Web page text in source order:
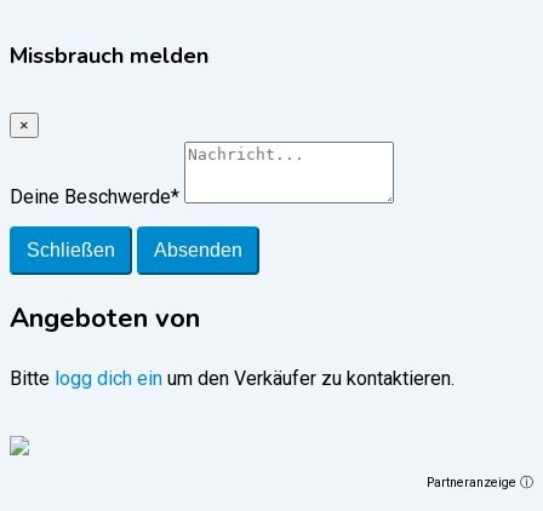
Missbrauch melden
×
Deine Beschwerde*
Schließen Absenden
Angeboten von
Bitte logg dich ein um den Verkäufer zu kontaktieren.
Partneranzeige ⓘ